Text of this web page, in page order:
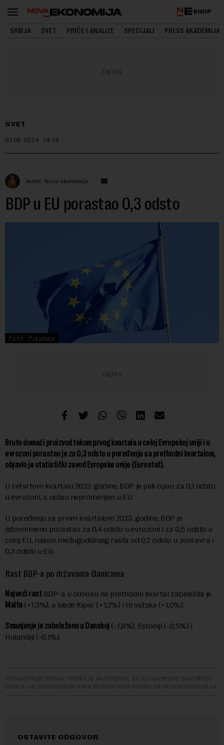
SHOP
SRBIJA SVET PRIČE I ANALIZE SPECIJALI PRESS AKADEMIJA
SVET
07.06.2024. 14:14
Autor: Nova ekonomija
BDP u EU porastao 0,3 odsto
Foto: Pixabay
Bruto domaći proizvod tokom prvog kvartala u celoj Evropskoj uniji i u
evrozoni porastao je za 0,3 odsto u poređenju sa prethodni kvartalom,
objavio je statistički zavod Evropske unije (Eurostat).
U četvrtom kvartalu 2023. godine, BDP je pak opao za 0,1 odsto
u evrozoni, a ostao nepromenjen u EU.
U poređenju sa prvim kvartalom 2023. godine, BDP je
istovremeno porastao za 0,4 odsto u evrozoni i za 0,5 odsto u
celoj EU, nakon međugodišnjeg rasta od 0,2 odsto u zoni evra i
0,3 odsto u EU.
Rast BDP-a po državama članicama
Najveći rastBDP-a u odnosu na prethodni kvartal zabeležila je
Malta(+1,3%), a slede Kipar (+1,2%) i Hrvatska (+1,0%).
Smanjenje je zabeleženo u Danskoj (-1,8%), Estoniji (-0,5%) i
Holandiji (-0,1%).
Preuzimanje delova teksta je dozvoljeno, ali uz obavezno navođenje
izvora i uz postavljanje linka ka izvornom tekstu na novaekonomija.rs
OSTAVITE ODGOVOR